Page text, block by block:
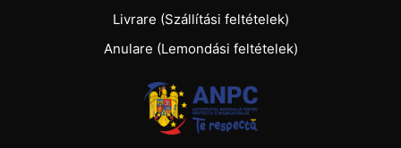
Livrare (Szállítási feltételek)
Anulare (Lemondási feltételek)